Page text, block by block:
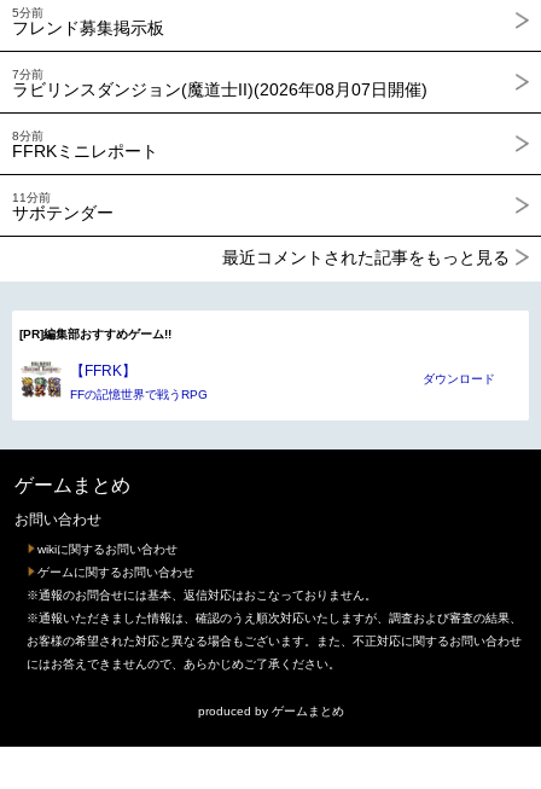
5分前
フレンド募集掲示板
7分前
ラビリンスダンジョン(魔道士II)(2026年08月07日開催)
8分前
FFRKミニレポート
11分前
サボテンダー
最近コメントされた記事をもっと見る
[PR]編集部おすすめゲーム!!
【FFRK】
FFの記憶世界で戦うRPG
ダウンロード
ゲームまとめ
お問い合わせ
wikiに関するお問い合わせ
ゲームに関するお問い合わせ
※通報のお問合せには基本、返信対応はおこなっておりません。
※通報いただきました情報は、確認のうえ順次対応いたしますが、調査および審査の結果、
お客様の希望された対応と異なる場合もございます。また、不正対応に関するお問い合わせ
にはお答えできませんので、あらかじめご了承ください。
produced by ゲームまとめ